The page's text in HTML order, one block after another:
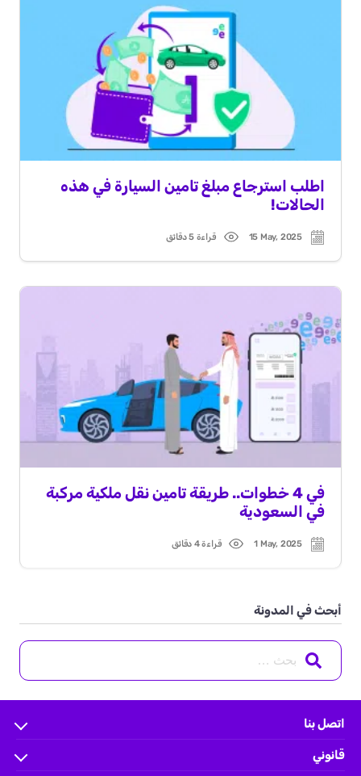
اطلب استرجاع مبلغ تامين السيارة في هذه
الحالات!
Post
date
15 May, 2025
Read
time
قراءة 5 دقائق
في 4 خطوات.. طريقة تامين نقل ملكية مركبة
في السعودية
Post
1 May, 2025
Read
قراءة 4 دقائق
أبحث في المدونة
Search
قانوني
اتصل بنا
الأسئلة الشائعة
help.wakeel@ace-gallagher.com